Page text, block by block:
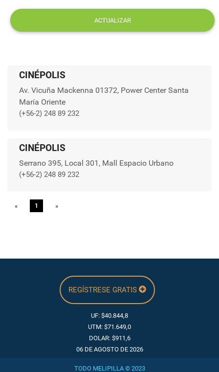
ACTUALIZAR
CINÉPOLIS
Av. Vicuña Mackenna 01372, Power Center Santa
María Oriente
(+56-2) 248 89 232
CINÉPOLIS
Serrano 395, Local 301, Mall Espacio Urbano
(+56-2) 248 89 232
« Previous
1 »
REGÍSTRESE GRATIS
UF: $40.844,8
UTM: $71.649,0
DOLAR: $911,6
06 DE AGOSTO DE 2026
TODO MELIPILLA © 2023